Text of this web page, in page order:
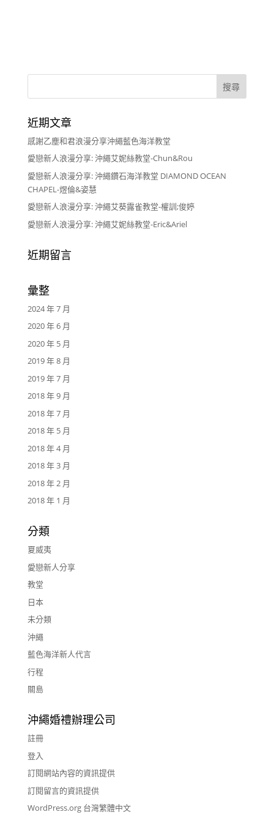
近期文章
感謝乙塵和君浪漫分享沖繩藍色海洋教堂
愛戀新人浪漫分享: 沖繩艾妮絲教堂-Chun&Rou
愛戀新人浪漫分享: 沖繩鑽石海洋教堂 DIAMOND OCEAN
CHAPEL-煜倫&姿慧
愛戀新人浪漫分享: 沖繩艾葵露雀教堂-權訓;俊婷
愛戀新人浪漫分享: 沖繩艾妮絲教堂-Eric&Ariel
近期留言
彙整
2024 年 7 月
2020 年 6 月
2020 年 5 月
2019 年 8 月
2019 年 7 月
2018 年 9 月
2018 年 7 月
2018 年 5 月
2018 年 4 月
2018 年 3 月
2018 年 2 月
2018 年 1 月
分類
夏威夷
愛戀新人分享
教堂
日本
未分類
沖繩
藍色海洋新人代言
行程
關島
沖繩婚禮辦理公司
註冊
登入
訂閱網站內容的資訊提供
訂閱留言的資訊提供
WordPress.org 台灣繁體中文